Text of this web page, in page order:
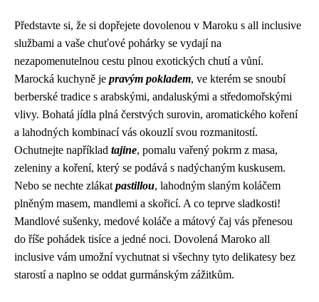
Představte si, že si dopřejete dovolenou v Maroku s all inclusive
službami a vaše chuťové pohárky se vydají na
nezapomenutelnou cestu plnou exotických chutí a vůní.
Marocká kuchyně je pravým pokladem, ve kterém se snoubí
berberské tradice s arabskými, andaluskými a středomořskými
vlivy. Bohatá jídla plná čerstvých surovin, aromatického koření
a lahodných kombinací vás okouzlí svou rozmanitostí.
Ochutnejte například tajine, pomalu vařený pokrm z masa,
zeleniny a koření, který se podává s nadýchaným kuskusem.
Nebo se nechte zlákat pastillou, lahodným slaným koláčem
plněným masem, mandlemi a skořicí. A co teprve sladkosti!
Mandlové sušenky, medové koláče a mátový čaj vás přenesou
do říše pohádek tisíce a jedné noci. Dovolená Maroko all
inclusive vám umožní vychutnat si všechny tyto delikatesy bez
starostí a naplno se oddat gurmánským zážitkům.